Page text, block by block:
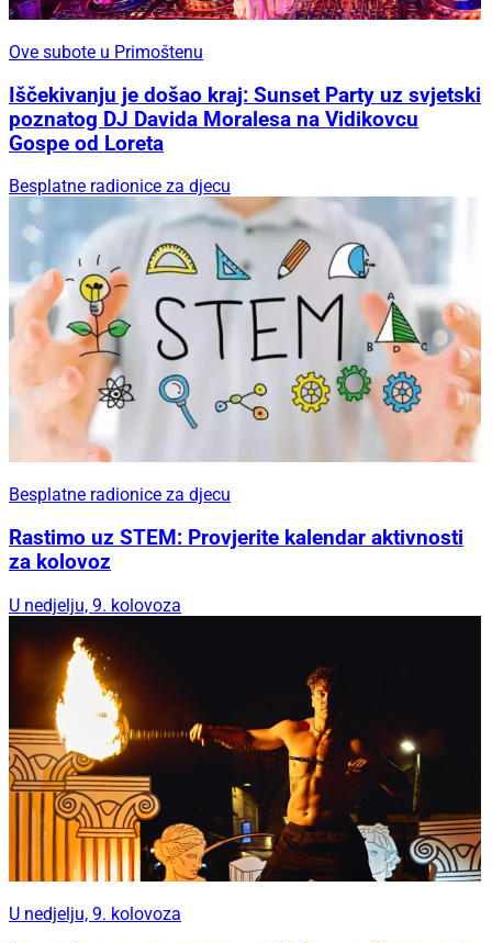
Ove subote u Primoštenu
Iščekivanju je došao kraj: Sunset Party uz svjetski
poznatog DJ Davida Moralesa na Vidikovcu
Gospe od Loreta
Besplatne radionice za djecu
Besplatne radionice za djecu
Rastimo uz STEM: Provjerite kalendar aktivnosti
za kolovoz
U nedjelju, 9. kolovoza
U nedjelju, 9. kolovoza